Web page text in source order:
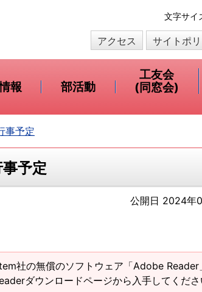
本
文
へ
動
文字サ
アクセス サイトポ
報 部活動
工友会
(同窓会)
事予定
予定
公開日 2024年
社の無償のソフトウェア「Adobe Reader
ダウンロードページから入手してくだ